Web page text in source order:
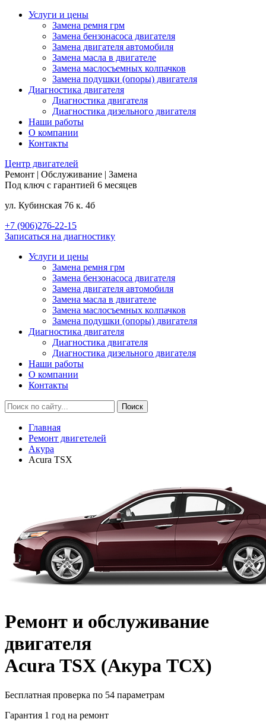
Услуги и цены
Замена ремня грм
Замена бензонасоса двигателя
Замена двигателя автомобиля
Замена масла в двигателе
Замена маслосъемных колпачков
Замена подушки (опоры) двигателя
Диагностика двигателя
Диагностика двигателя
Диагностика дизельного двигателя
Наши работы
О компании
Контакты
Центр двигателей
Ремонт | Обслуживание | Замена
Под ключ с гарантией 6 месяцев
ул. Кубинская 76 к. 4б
+7 (906)276-22-15
Записаться на диагностику
Услуги и цены
Замена ремня грм
Замена бензонасоса двигателя
Замена двигателя автомобиля
Замена масла в двигателе
Замена маслосъемных колпачков
Замена подушки (опоры) двигателя
Диагностика двигателя
Диагностика двигателя
Диагностика дизельного двигателя
Наши работы
О компании
Контакты
Главная
Ремонт двигетелей
Акура
Acura TSX
Ремонт и обслуживание
двигателя
Acura TSX (Акура ТСХ)
Бесплатная проверка по 54 параметрам
Гарантия 1 год на ремонт